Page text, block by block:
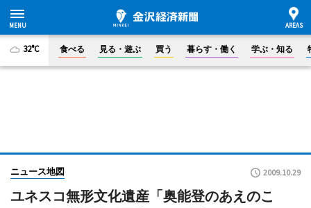
32°C 食べる 見る・遊ぶ 買う 暮らす・働く 学ぶ・知る
ニュース地図 2009.10.29
ユネスコ無形文化遺産「奥能登のあえのこ